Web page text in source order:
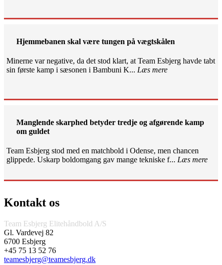
Hjemmebanen skal være tungen på vægtskålen
Minerne var negative, da det stod klart, at Team Esbjerg havde tabt
sin første kamp i sæsonen i Bambuni K... Læs mere
Manglende skarphed betyder tredje og afgørende kamp
om guldet
Team Esbjerg stod med en matchbold i Odense, men chancen
glippede. Uskarp boldomgang gav mange tekniske f... Læs mere
Kontakt os
Team Esbjerg Elitehåndbold A/S
Gl. Vardevej 82
6700 Esbjerg
+45 75 13 52 76
teamesbjerg@teamesbjerg.dk